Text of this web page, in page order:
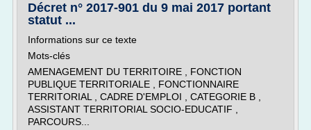
Décret n° 2017-901 du 9 mai 2017 portant
statut ...
Informations sur ce texte
Mots-clés
AMENAGEMENT DU TERRITOIRE , FONCTION
PUBLIQUE TERRITORIALE , FONCTIONNAIRE
TERRITORIAL , CADRE D'EMPLOI , CATEGORIE B ,
ASSISTANT TERRITORIAL SOCIO-EDUCATIF ,
PARCOURS...